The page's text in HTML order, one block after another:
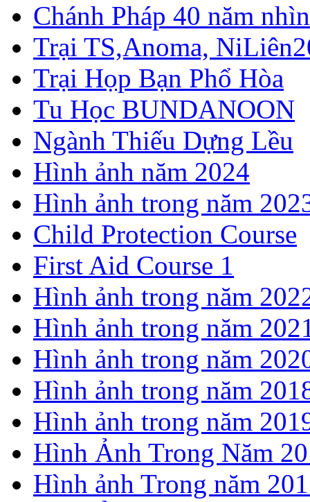
Chánh Pháp 40 năm
Trại TS,Anoma,
Trại Họp Bạn Phổ Hòa
Tu Học BUNDANOON
Ngành Thiếu Dựng Lều
Hình ảnh năm 2024
Hình ảnh trong năm
Child Protection Course
First Aid Course 1
Hình ảnh trong năm
Hình ảnh trong năm
Hình ảnh trong năm
Hình ảnh trong năm
Hình ảnh trong năm
Hình Ảnh Trong Năm
Hình ảnh Trong năm